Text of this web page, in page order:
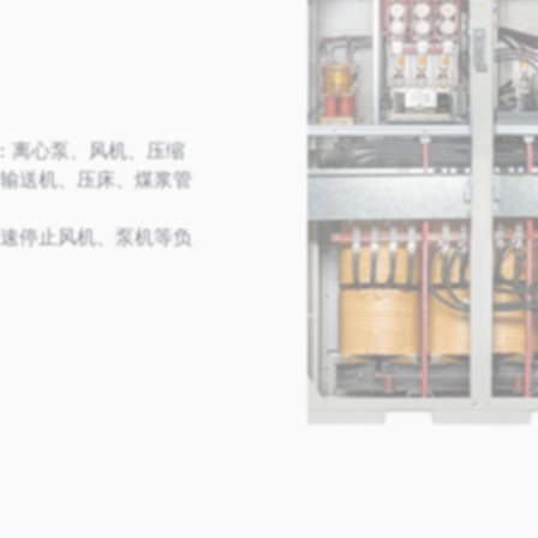
离心泵、风机、压缩
送机、压床、煤浆管
停止风机、泵机等负